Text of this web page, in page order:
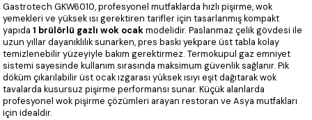
Gastrotech GKW6010, profesyonel mutfaklarda hızlı pişirme, wok
yemekleri ve yüksek ısı gerektiren tarifler için tasarlanmış kompakt
yapıda1 brülörlü gazlı wok ocakmodelidir. Paslanmaz çelik gövdesi ile
uzun yıllar dayanıklılık sunarken, pres baskı yekpare üst tabla kolay
temizlenebilir yüzeyiyle bakım gerektirmez. Termokupul gaz emniyet
sistemi sayesinde kullanım sırasında maksimum güvenlik sağlanır. Pik
döküm çıkarılabilir üst ocak ızgarası yüksek ısıyı eşit dağıtarak wok
tavalarda kusursuz pişirme performansı sunar. Küçük alanlarda
profesyonel wok pişirme çözümleri arayan restoran ve Asya mutfakları
için idealdir.